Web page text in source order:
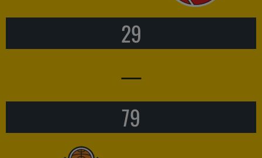
29
—
79